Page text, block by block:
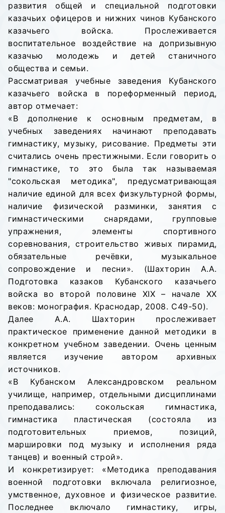
развития общей и специальной подготовки
казачьих офицеров и нижних чинов Кубанского
казачьего войска. Прослеживается
воспитательное воздействие на допризывную
казачью молодежь и детей станичного
общества и семьи.
Рассматривая учебные заведения Кубанского
казачьего войска в пореформенный период,
автор отмечает:
«В дополнение к основным предметам, в
учебных заведениях начинают преподавать
гимнастику, музыку, рисование. Предметы эти
считались очень престижными. Если говорить о
гимнастике, то это была так называемая
"сокольская методика", предусматривающая
наличие единой для всех физкультурной формы,
наличие физической разминки, занятия с
гимнастическими снарядами, групповые
упражнения, элементы спортивного
соревнования, строительство живых пирамид,
обязательные речёвки, музыкальное
сопровождение и песни». (Шахторин А.А.
Подготовка казаков Кубанского казачьего
войска во второй половине XIX – начале XX
веков: монография. Краснодар, 2008. С49-50).
Далее А.А. Шахторин прослеживает
практическое применение данной методики в
конкретном учебном заведении. Очень ценным
является изучение автором архивных
источников.
«В Кубанском Александровском реальном
училище, например, отдельными дисциплинами
преподавались: сокольская гимнастика,
гимнастика пластическая (состояла из
подготовительных приемов, позиций,
маршировки под музыку и исполнения ряда
танцев) и военный строй».
И конкретизирует: «Методика преподавания
военной подготовки включала религиозное,
умственное, духовное и физическое развитие.
Последнее включало гимнастику, игры,